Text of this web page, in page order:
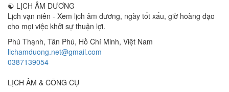
☯ LỊCH ÂM DƯƠNG
Lịch vạn niên - Xem lịch âm dương, ngày tốt xấu, giờ hoàng đạo
cho mọi việc khởi sự thuận lợi.
Phú Thạnh, Tân Phú, Hồ Chí Minh, Việt Nam
lichamduong.net@gmail.com
0387139054
LỊCH ÂM & CÔNG CỤ